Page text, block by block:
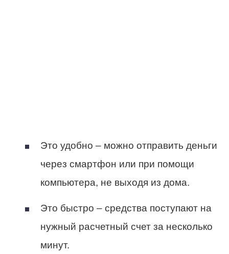
Это удобно – можно отправить деньги
через смартфон или при помощи
компьютера, не выходя из дома.
Это быстро – средства поступают на
нужный расчетный счет за несколько
минут.